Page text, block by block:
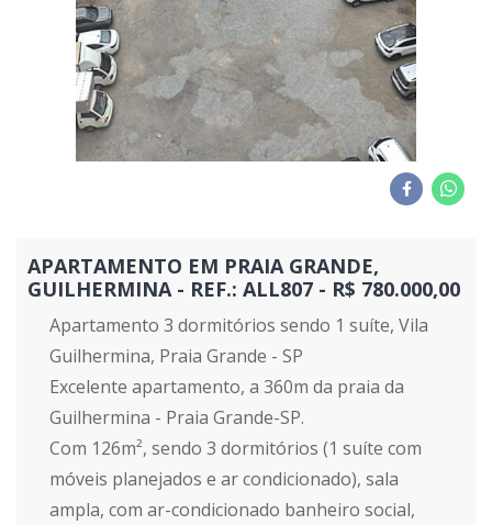
APARTAMENTO EM PRAIA GRANDE,
GUILHERMINA - REF.: ALL807 - R$ 780.000,00
Apartamento 3 dormitórios sendo 1 suíte, Vila
Guilhermina, Praia Grande - SP
Excelente apartamento, a 360m da praia da
Guilhermina - Praia Grande-SP.
Com 126m², sendo 3 dormitórios (1 suíte com
móveis planejados e ar condicionado), sala
ampla, com ar-condicionado banheiro social,